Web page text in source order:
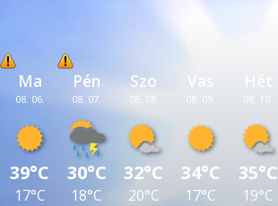
Ma
08. 06.
39°C
17°C
Pén
08. 07.
30°C
18°C
Szo
08. 08.
32°C
20°C
08. 09.
34°C
17°C
08. 10.
35°C
19°C